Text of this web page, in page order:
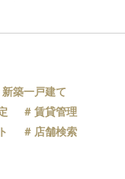
新築一戸建て
賃貸管理
店舗検索